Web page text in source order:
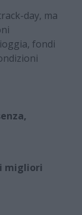
day, ma
fondi
migliori